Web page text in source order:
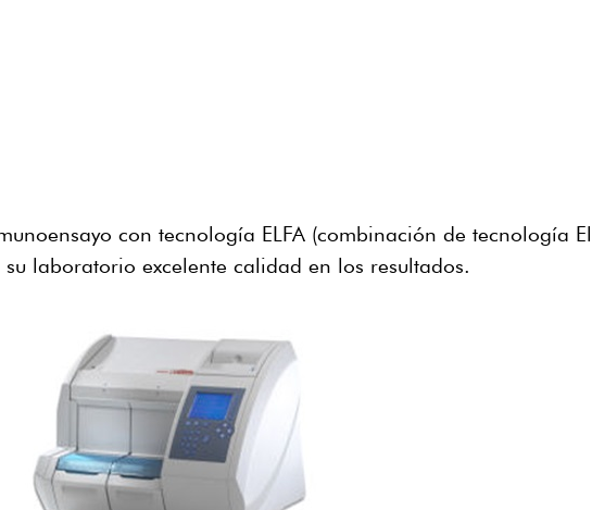
con tecnología ELFA (combinación de tecnología
laboratorio excelente calidad en los resultados.